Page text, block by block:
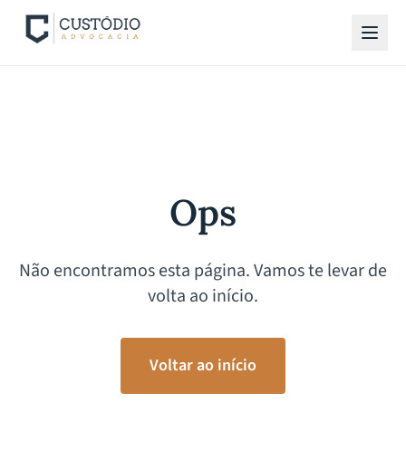
Ops
Não encontramos esta página. Vamos te levar de
volta ao início.
Voltar ao início